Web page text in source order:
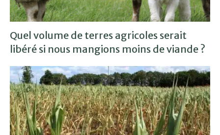
Quel volume de terres agricoles serait
libéré si nous mangions moins de viande ?